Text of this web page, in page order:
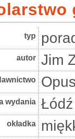
typ
autor Jim
wydania
okładka